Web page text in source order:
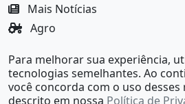
Mais Notícias
Agro
MundoBA Black
Para melhorar sua experiência,
tecnologias semelhantes. Ao
você concorda com o uso
descrito em nossa Política de